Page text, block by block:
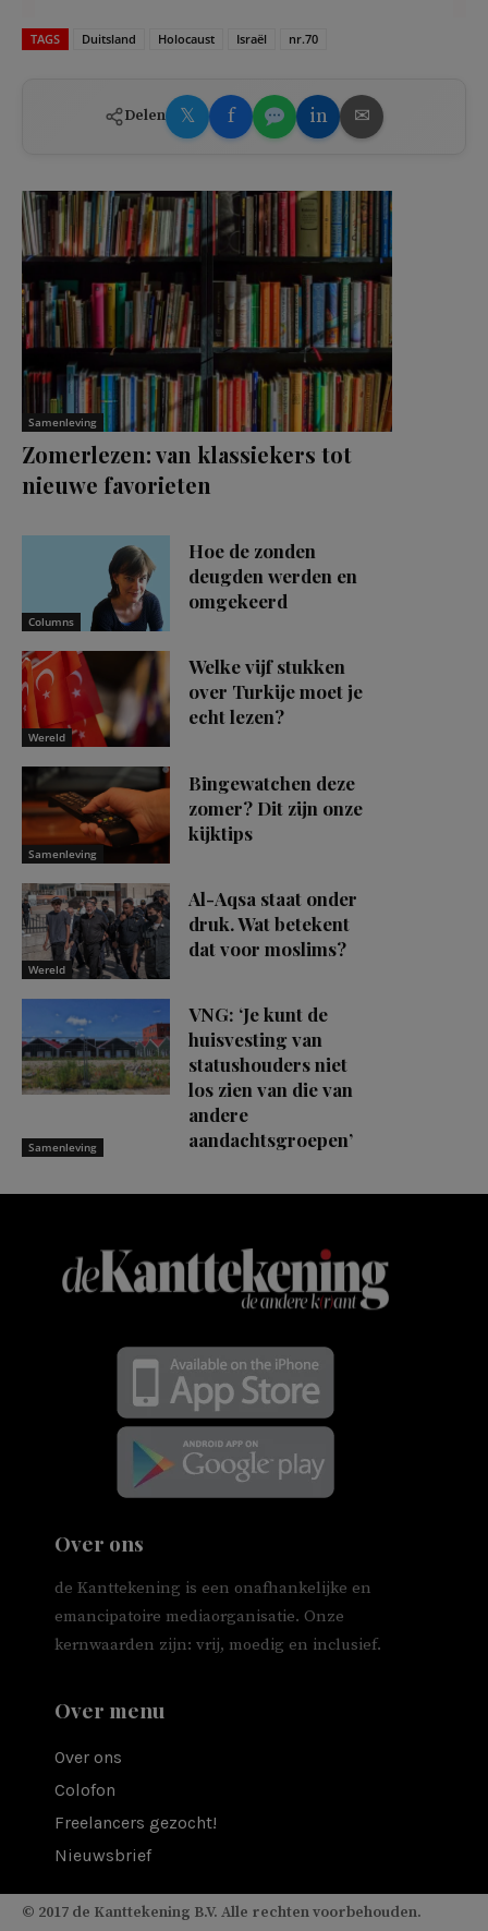
TAGS Duitsland Holocaust Israël nr.70
Delen 𝕏 f in ✉
Samenleving
Zomerlezen: van klassiekers tot
nieuwe favorieten
Columns
Hoe de zonden
deugden werden en
omgekeerd
Wereld
Welke vijf stukken
over Turkije moet je
echt lezen?
Samenleving
Bingewatchen deze
zomer? Dit zijn onze
kijktips
Wereld
Al-Aqsa staat onder
druk. Wat betekent
dat voor moslims?
Samenleving
VNG: ‘Je kunt de
huisvesting van
statushouders niet
los zien van die van
andere
aandachtsgroepen’
Over ons
de Kanttekening is een onafhankelijke en
emancipatoire mediaorganisatie. Onze
kernwaarden zijn: vrij, moedig en inclusief.
Over menu
Over ons
Colofon
Freelancers gezocht!
Nieuwsbrief
© 2017 de Kanttekening B.V. Alle rechten voorbehouden.